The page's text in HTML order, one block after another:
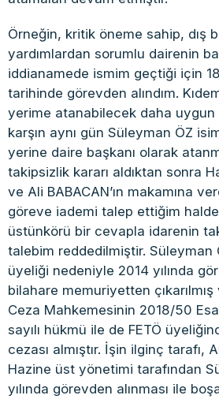
Örneğin, kritik öneme sahip, dış
yardımlardan sorumlu dairenin
iddianamede ismim geçtiği için
tarihinde görevden alındım.
yerime atanabilecek daha uygun
karşın aynı gün Süleyman ÖZ
yerine daire başkanı olarak
takipsizlik kararı aldıktan sonra
ve Ali BABACAN’ın makamına
göreve iademi talep ettiğim
üstünkörü bir cevapla idarenin
talebim reddedilmiştir. Süleyman
üyeliği nedeniyle 2014 yılında
bilahare memuriyetten
Ceza Mahkemesinin 2018/50
sayılı hükmü ile de FETÖ
cezası almıştır. İşin ilginç tarafı,
Hazine üst yönetimi tarafından
yılında görevden alınması ile